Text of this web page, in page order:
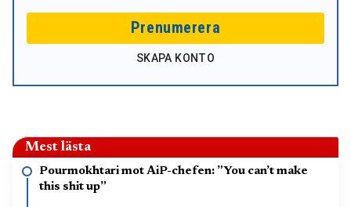
Prenumerera
SKAPA KONTO
Mest lästa
Pourmokhtari mot AiP-chefen: ”You can’t make
this shit up”